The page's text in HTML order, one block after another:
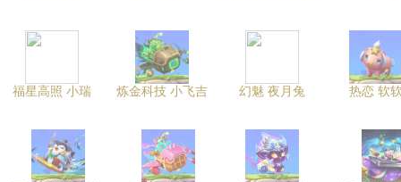
福星高照 小瑞 炼金科技 小飞吉 幻魅 夜月兔 热恋 软